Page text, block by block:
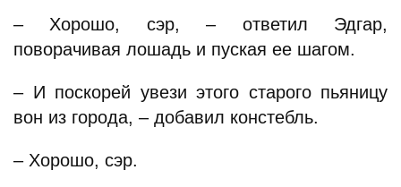
– Хорошо, сэр, – ответил Эдгар,
поворачивая лошадь и пуская ее шагом.
– И поскорей увези этого старого пьяницу
вон из города, – добавил констебль.
– Хорошо, сэр.